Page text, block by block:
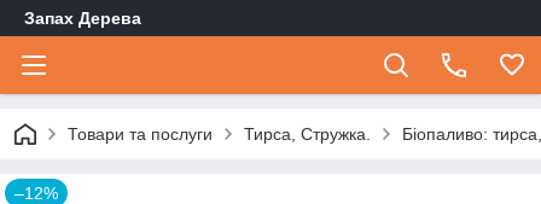
Запах Дерева
Товари та послуги Тирса, Стружка. Біопаливо:
–12%